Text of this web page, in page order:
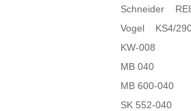
Schneider
Vogel KS4/
KW-008
MB 040
MB 600-040
SK 552-040